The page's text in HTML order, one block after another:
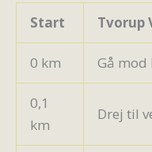
Start Tvorup
0 km Gå mod
0,1
km
Drej til